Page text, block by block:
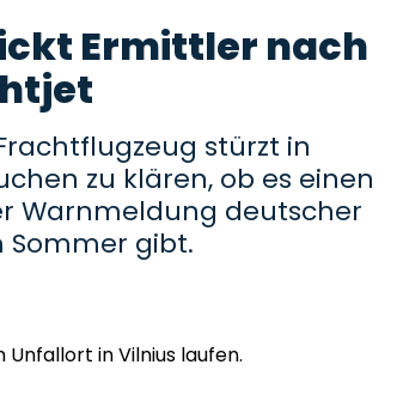
Ermittler nach
stürzt in
zu klären, ob es einen
Warnmeldung deutscher
Sommer gibt.